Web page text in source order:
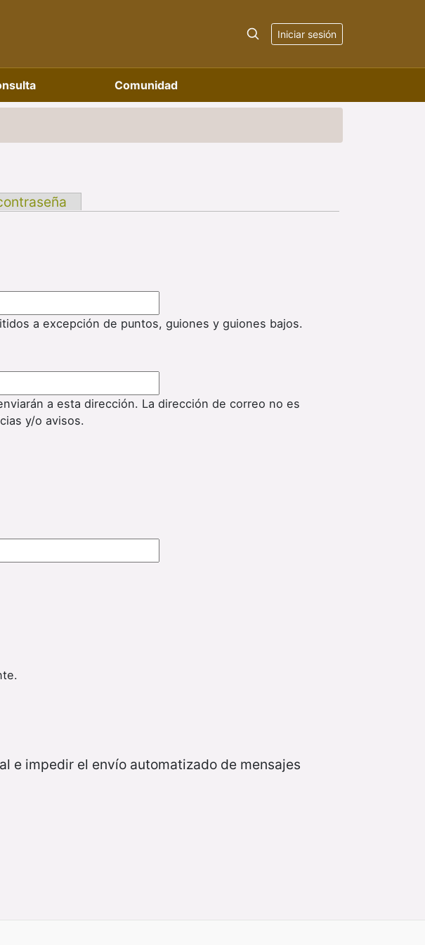
Iniciar sesión
Comunidad
a excepción de puntos, guiones y guiones bajos.
a esta dirección. La dirección de correo no es
y/o avisos.
e impedir el envío automatizado de mensajes